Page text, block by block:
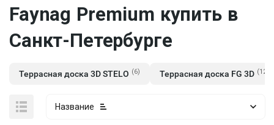
Faynag Premium купить в
Санкт-Петербурге
Террасная доска 3D STELO (6) Террасная доска FG 3D (12)
Название